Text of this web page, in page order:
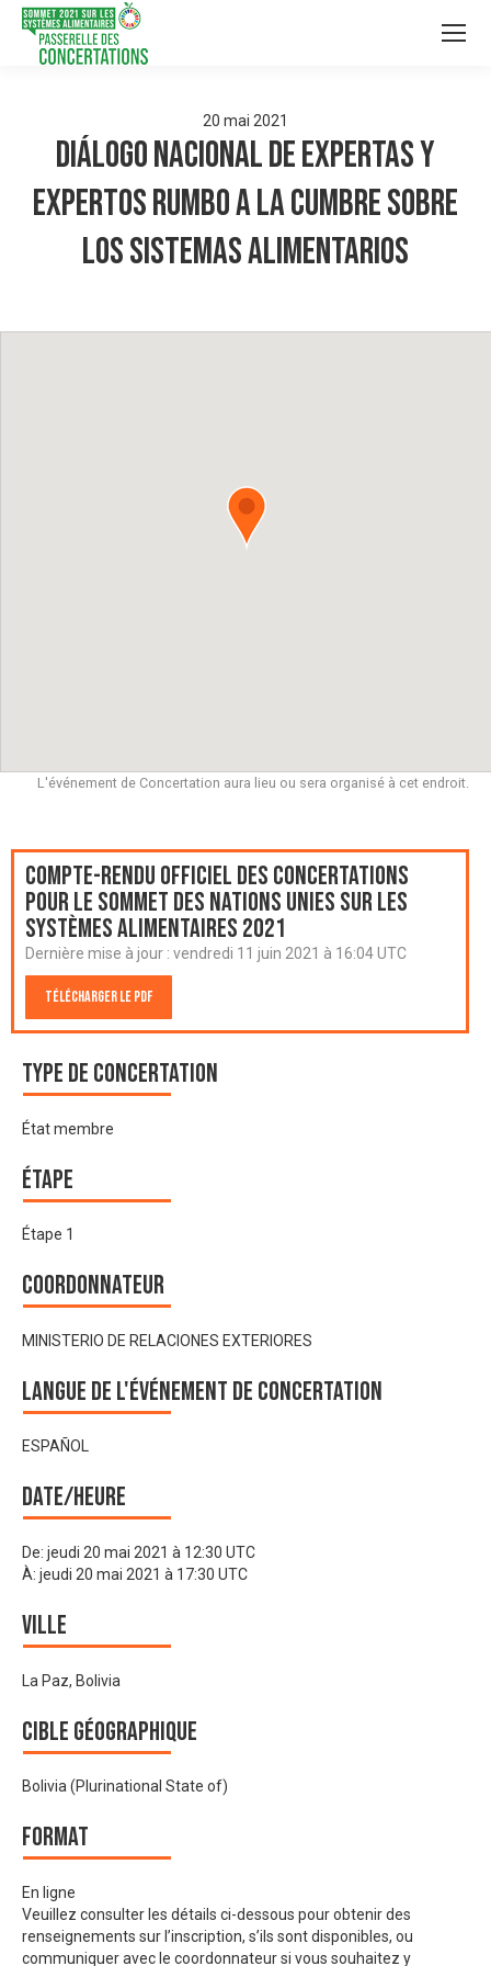
20 mai 2021
DIÁLOGO NACIONAL DE EXPERTAS Y
EXPERTOS RUMBO A LA CUMBRE SOBRE
LOS SISTEMAS ALIMENTARIOS
L'événement de Concertation aura lieu ou sera organisé à cet endroit.
Compte-rendu officiel des Concertations
pour le Sommet des Nations Unies sur les
systèmes alimentaires 2021
Dernière mise à jour : vendredi 11 juin 2021 à 16:04 UTC
Télécharger le PDF
Type de Concertation
État membre
Étape
Étape 1
Coordonnateur
MINISTERIO DE RELACIONES EXTERIORES
Langue de l'événement de Concertation
ESPAÑOL
Date/heure
De: jeudi 20 mai 2021 à 12:30 UTC
À: jeudi 20 mai 2021 à 17:30 UTC
Ville
La Paz, Bolivia
Cible géographique
Bolivia (Plurinational State of)
Format
En ligne
Veuillez consulter les détails ci-dessous pour obtenir des
renseignements sur l’inscription, s’ils sont disponibles, ou
communiquer avec le coordonnateur si vous souhaitez y